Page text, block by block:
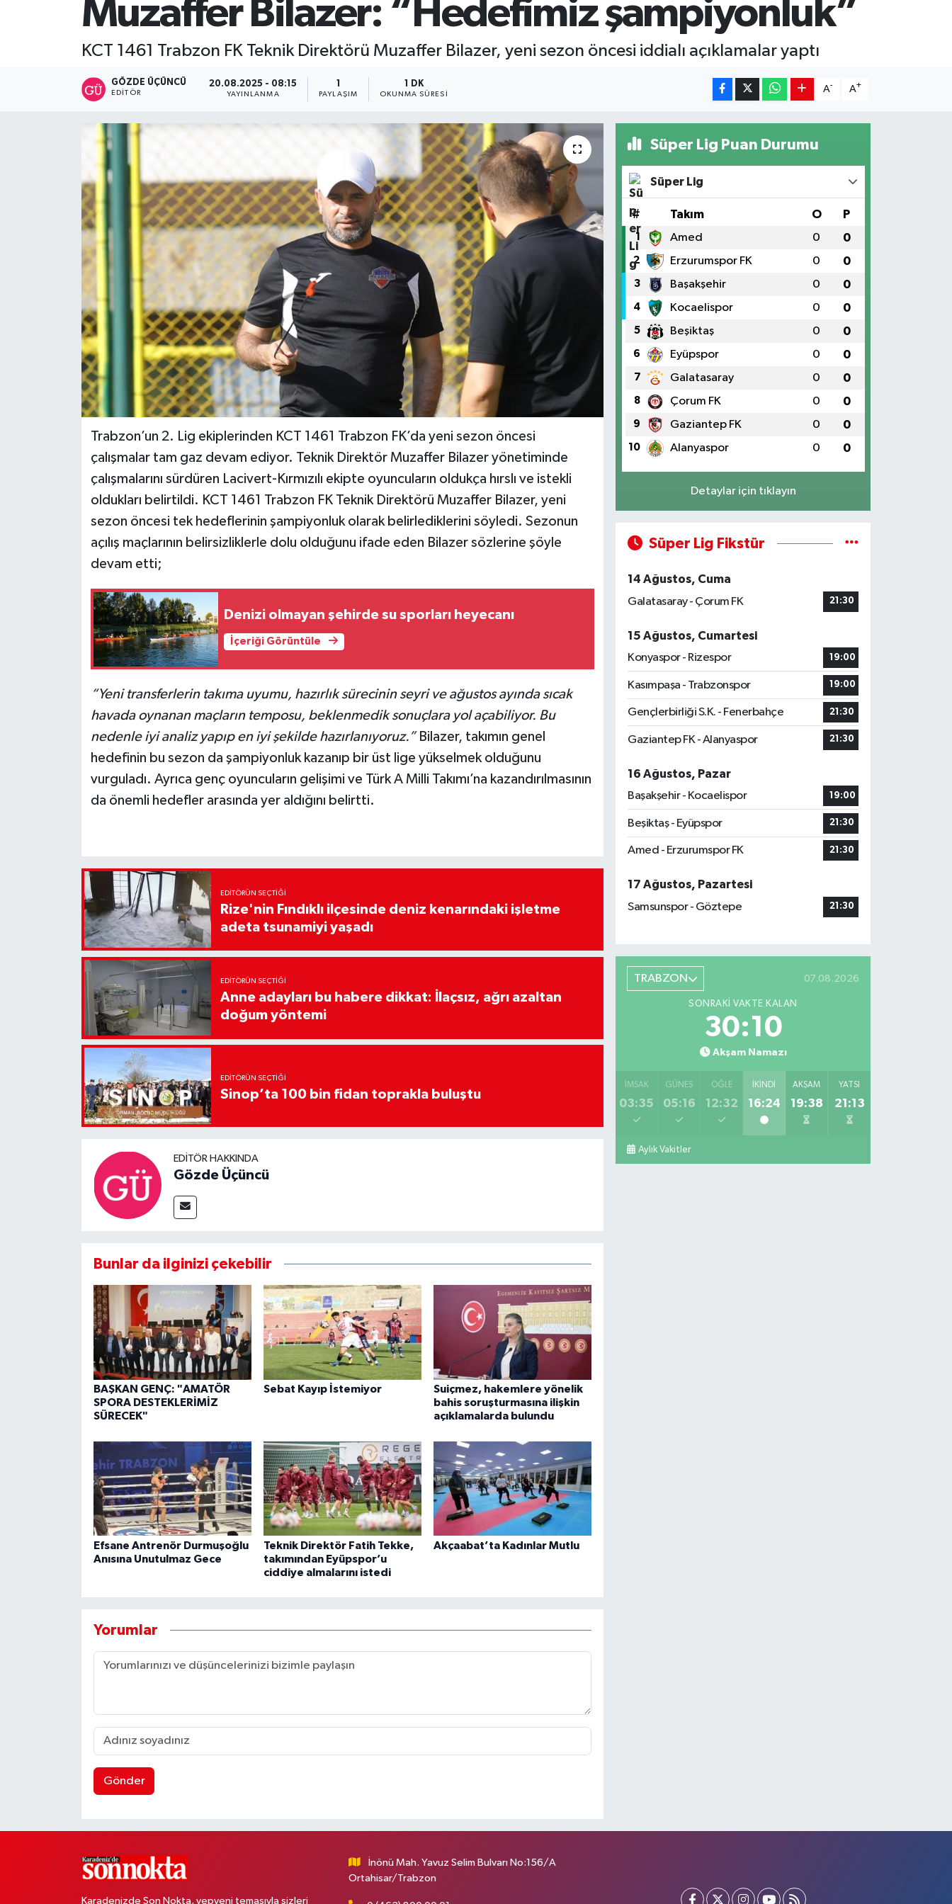
Muzaffer Bilazer: “Hedefimiz şampiyonluk”
KCT 1461 Trabzon FK Teknik Direktörü Muzaffer Bilazer, yeni sezon öncesi iddialı açıklamalar yaptı
GÖZDE ÜÇÜNCÜ
EDITÖR
20.08.2025 - 08:15
YAYINLANMA PAYLAŞIM
1 DK
OKUNMA SÜRESI
A- A+
Trabzon’un 2. Lig ekiplerinden KCT 1461 Trabzon FK’da yeni sezon öncesi
çalışmalar tam gaz devam ediyor. Teknik Direktör Muzaffer Bilazer yönetiminde
çalışmalarını sürdüren Lacivert-Kırmızılı ekipte oyuncuların oldukça hırslı ve istekli
oldukları belirtildi. KCT 1461 Trabzon FK Teknik Direktörü Muzaffer Bilazer, yeni
sezon öncesi tek hedeflerinin şampiyonluk olarak belirlediklerini söyledi. Sezonun
açılış maçlarının belirsizliklerle dolu olduğunu ifade eden Bilazer sözlerine şöyle
devam etti;
Denizi olmayan şehirde su sporları heyecanı
İçeriği Görüntüle
“Yeni transferlerin takıma uyumu, hazırlık sürecinin seyri ve ağustos ayında sıcak
havada oynanan maçların temposu, beklenmedik sonuçlara yol açabiliyor. Bu
nedenle iyi analiz yapıp en iyi şekilde hazırlanıyoruz.”Bilazer, takımın genel
hedefinin bu sezon da şampiyonluk kazanıp bir üst lige yükselmek olduğunu
vurguladı. Ayrıca genç oyuncuların gelişimi ve Türk A Milli Takımı’na kazandırılmasının
da önemli hedefler arasında yer aldığını belirtti.
EDITÖRÜN SEÇTIĞI
Rize'nin Fındıklı ilçesinde deniz kenarındaki işletme
adeta tsunamiyi yaşadı
EDITÖRÜN SEÇTIĞI
Anne adayları bu habere dikkat: İlaçsız, ağrı azaltan
doğum yöntemi
EDITÖRÜN SEÇTIĞI
Sinop’ta 100 bin fidan toprakla buluştu
EDITÖR HAKKINDA
Gözde Üçüncü
Bunlar da ilginizi çekebilir
BAŞKAN GENÇ: "AMATÖR
SPORA DESTEKLERİMİZ
SÜRECEK"
Sebat Kayıp İstemiyor
Suiçmez, hakemlere yönelik
bahis soruşturmasına ilişkin
açıklamalarda bulundu
Efsane Antrenör Durmuşoğlu
Anısına Unutulmaz Gece
Teknik Direktör Fatih Tekke,
takımından Eyüpspor’u
ciddiye almalarını istedi
Akçaabat’ta Kadınlar Mutlu
Yorumlar
Gönder
Süper Lig Puan Durumu
Süper Lig
# Takım O P
1 Amed 0 0
2 Erzurumspor FK 0 0
3 Başakşehir 0 0
4 Kocaelispor 0 0
5 Beşiktaş 0 0
6 Eyüpspor 0 0
7 Galatasaray 0 0
8 Çorum FK 0 0
9 Gaziantep FK 0 0
10 Alanyaspor 0 0
Detaylar için tıklayın
Süper Lig Fikstür
14 Ağustos, Cuma
Galatasaray - Çorum FK
21:30
15 Ağustos, Cumartesi
Konyaspor - Rizespor
19:00
Kasımpaşa - Trabzonspor 19:00
Gençlerbirliği S.K. - Fenerbahçe 21:30
Gaziantep FK - Alanyaspor 21:30
16 Ağustos, Pazar
Başakşehir - Kocaelispor
19:00
Beşiktaş - Eyüpspor 21:30
Amed - Erzurumspor FK 21:30
17 Ağustos, Pazartesi
Samsunspor - Göztepe
21:30
TRABZON 07.08.2026
SONRAKI VAKTE KALAN
30:09
Akşam Namazı
İMSAK
03:35
GÜNEŞ
05:16
ÖĞLE
12:32
İKINDI
16:24
AKŞAM
19:38
YATSI
21:13
Aylık Vakitler
Karadenizde Son Nokta, yepyeni temasıyla sizleri
İnönü Mah. Yavuz Selim Bulvarı No:156/A
Ortahisar/Trabzon
SİYASET
TRABZON
TRABZONSPOR